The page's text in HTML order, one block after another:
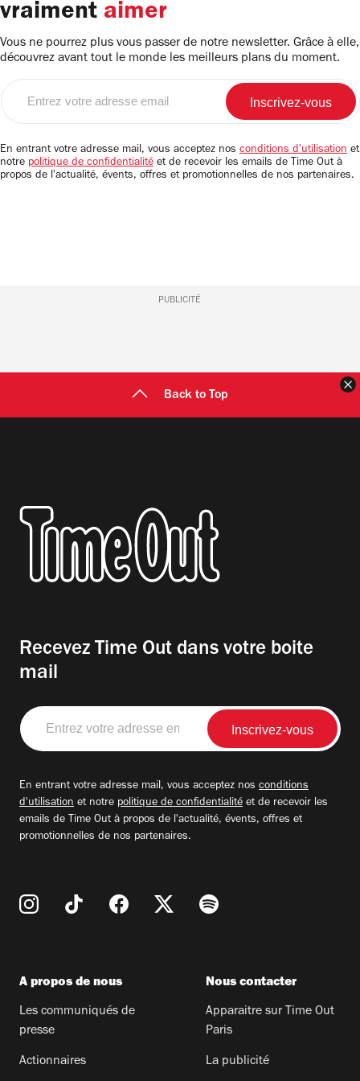
vraiment aimer
Vous ne pourrez plus vous passer de notre newsletter. Grâce à elle,
découvrez avant tout le monde les meilleurs plans du moment.
email
En entrant votre adresse mail, vous acceptez nos conditions d'utilisation et
notre politique de confidentialité et de recevoir les emails de Time Out à
propos de l'actualité, évents, offres et promotionnelles de nos partenaires.
PUBLICITÉ
Back to Top
Recevez Time Out dans votre boite
mail
Entrez
votre
adresse
En entrant votre adresse mail, vous acceptez nos conditions
d'utilisation et notre politique de confidentialité et de recevoir les
emails de Time Out à propos de l'actualité, évents, offres et
promotionnelles de nos partenaires.
A propos de nous
Les communiqués de
presse
Actionnaires
Nous contacter
Apparaitre sur Time Out
Paris
La publicité